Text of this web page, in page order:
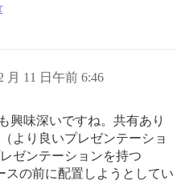
月 11 日午前 6:46
興味深いですね。共有あり
より良いプレゼンテーショ
ゼンテーションを持つ
スの前に配置しようとしてい